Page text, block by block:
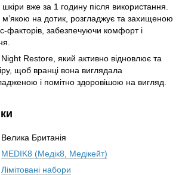
вже за 1 годину після використання.
м’якою на дотик, розгладжує та захищеною
факторів, забезпечуючи комфорт і
Restore, який активно відновлює та
щоб вранці вона виглядала
і помітно здоровішою на вигляд.
Велика Британія
MEDIK8 (Медік8, Медікейт)
Лімітовані набори